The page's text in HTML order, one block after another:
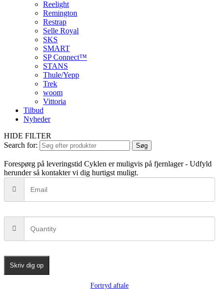
Reelight
Remington
Restrap
Selle Royal
SKS
SMART
SP Connect™
STANS
Thule/Yepp
Trek
woom
Vittoria
Tilbud
Nyheder
HIDE FILTER
Search for:
Søg
Forespørg på leveringstid Cyklen er muligvis på fjernlager - Udfyld
herunder så kontakter vi dig hurtigst muligt.
Skriv dig op
Fortryd aftale